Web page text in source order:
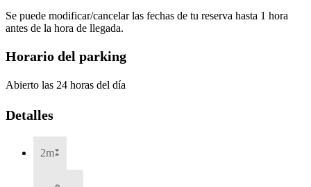
Se puede modificar/cancelar las fechas de tu reserva hasta 1 hora
antes de la hora de llegada.
Horario del parking
Abierto las 24 horas del día
Detalles
2m